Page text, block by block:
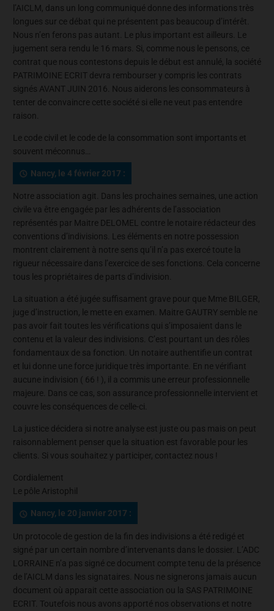
l’AICLM, dans un long communiqué donne des informations très
longues sur ce débat qui ne présentent pas beaucoup d’intérêt.
Nous n’en ferons pas autant. Le plus important est ailleurs. Le
jugement sera rendu le 16 mars. Si, comme nous le pensons, ce
contrat que nous contestons depuis le début est annulé, la société
PATRIMOINE ECRIT devra rembourser y compris les contrats
signés AVANT JUIN 2016. Nous aiderons les consommateurs à
tenter de convaincre cette société si elle ne veut pas entendre
raison.
Le code civil et le code de la consommation sont importants et
souvent méconnus…
Nancy, le 4 février 2017 :
Notre association agit. Dans les prochaines semaines, une action
civile va être engagée par les adhérents de l’association
représentés par Maitre DELOMEL contre le notaire rédacteur des
conventions d’indivisions. Les éléments en notre possession
montrent clairement à notre sens qu’il n’a pas exercé toute la
rigueur nécessaire dans l’exercice de ses fonctions. Cela concerne
tous les propriétaires de parts d’indivision.
La situation a été jugée suffisament grave pour que Mme BILGER,
juge d’instruction, le mette en examen. Maitre GAUTRY semble ne
pas avoir fait toutes les vérifications qui s’imposaient dans le
contenu et la valeur des indivisions. C’est pourtant un des rôles
fondamentaux de sa fonction. Un notaire authentifie un contrat
et lui donne une force juridique très importante. En ne vérifiant
aucune indivision ( 66 ! ), il a commis une erreur professionnelle
majeure. Dans ce cas, son assurance professionnelle intervient et
couvre les conséquences de celle-ci.
La justice décidera si notre analyse est juste ou pas mais on peut
raisonnablement penser que la situation est favorable pour les
clients. Si vous souhaitez y participer, contactez nous !
Cordialement
Le pôle Aristophil
Nancy, le 20 janvier 2017 :
Un protocole de gestion de la fin des indivisions a été redigé et
signé par un certain nombre d’intervenants dans le dossier. L’ADC
LORRAINE n’a pas signé ce document compte tenu de la présence
de l’AICLM dans les signataires. Nous ne signerons jamais aucun
document où apparait cette association ou la SAS PATRIMOINE
ECRIT. Toutefois nous avons apporté nos observations et notre